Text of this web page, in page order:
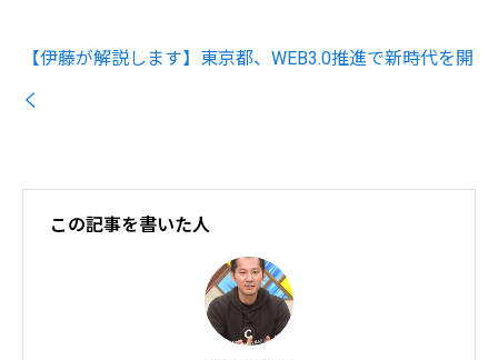
【伊藤が解説します】東京都、WEB3.0推進で新時代を開
く
この記事を書いた人